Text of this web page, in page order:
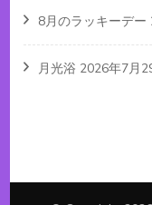
8月のラッキーデー
月光浴 2026年7月